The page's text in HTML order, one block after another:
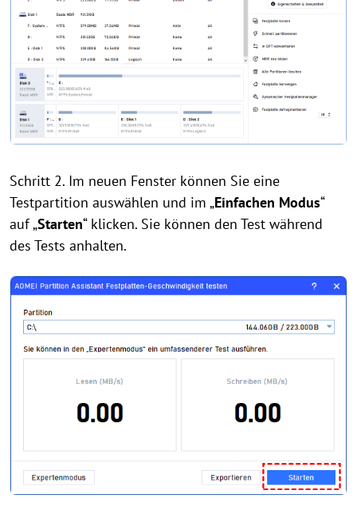
Schritt 2. Im neuen Fenster können Sie eine
Testpartition auswählen und im „Einfachen Modus“
auf „Starten“ klicken. Sie können den Test während
des Tests anhalten.